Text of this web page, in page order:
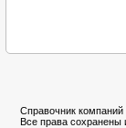
Справочник
Все права сохранены